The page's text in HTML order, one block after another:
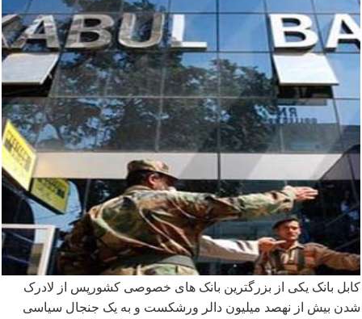
کابل بانک یکی از بزرگترین بانک های خصوصی کشورپس از لادرک
شدن بیش از نهصد میلیون دالر ورشکست و به یک جنجال سیاسی